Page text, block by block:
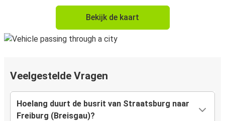
Bekijk de kaart
Veelgestelde Vragen
Hoelang duurt de busrit van Straatsburg naar
Freiburg (Breisgau)?